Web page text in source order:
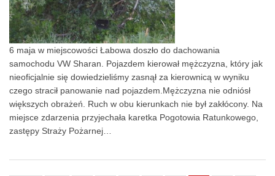
6 maja w miejscowości Łabowa doszło do dachowania
samochodu VW Sharan. Pojazdem kierował mężczyzna, który jak
nieoficjalnie się dowiedzieliśmy zasnął za kierownicą w wyniku
czego stracił panowanie nad pojazdem.Mężczyzna nie odniósł
większych obrażeń. Ruch w obu kierunkach nie był zakłócony. Na
miejsce zdarzenia przyjechała karetka Pogotowia Ratunkowego,
zastępy Straży Pożarnej…